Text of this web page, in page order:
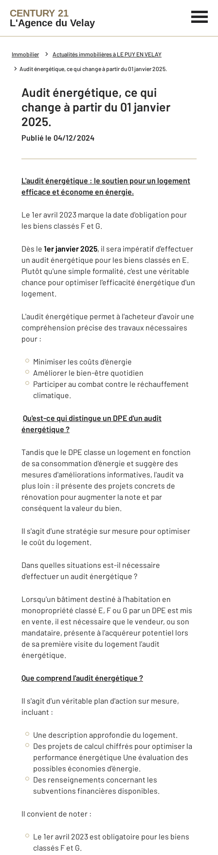
CENTURY 21
L'Agence du Velay
Immobilier Actualités immobilières à LE PUY EN VELAY
Audit énergétique, ce qui change à partir du 01 janvier 2025.
Audit énergétique, ce qui
change à partir du 01 janvier
2025.
Publié le 04/12/2024
L'audit énergétique : le soutien pour un logement
efficace et économe en énergie.
Le 1er avril 2023 marque la date d'obligation pour
les biens classés F et G.
Dès le 1er janvier 2025, il sera impératif d'effectuer
un audit énergétique pour les biens classés en E.
Plutôt qu'une simple formalité, c'est une véritable
chance pour optimiser l'efficacité énergétique d'un
logement.
L'audit énergétique permet à l'acheteur d'avoir une
compréhension précise des travaux nécessaires
pour :
Minimiser les coûts d'énergie
Améliorer le bien-être quotidien
Participer au combat contre le réchauffement
climatique.
Qu'est-ce qui distingue un DPE d'un audit
énergétique ?
Tandis que le DPE classe un logement en fonction
de sa consommation d'énergie et suggère des
mesures d'améliorations informatives, l'audit va
plus loin : il présente des projets concrets de
rénovation pour augmenter la note et par
conséquent la valeur du bien.
Il s'agit d'une stratégie sur mesure pour optimiser
le coût du logement.
Dans quelles situations est-il nécessaire
d'effectuer un audit énergétique ?
Lorsqu'un bâtiment destiné à l'habitation en
monopropriété classé E, F ou G par un DPE est mis
en vente, il est nécessaire que le vendeur, ou son
mandataire, présente à l'acquéreur potentiel lors
de sa première visite du logement l’audit
énergétique.
Que comprend l'audit énergétique ?
Il s'agit d'un véritable plan d'action sur mesure,
incluant :
Une description approfondie du logement.
Des projets de calcul chiffrés pour optimiser la
performance énergétique Une évaluation des
possibles économies d'énergie.
Des renseignements concernant les
subventions financières disponibles.
Il convient de noter :
Le 1er avril 2023 est obligatoire pour les biens
classés F et G.